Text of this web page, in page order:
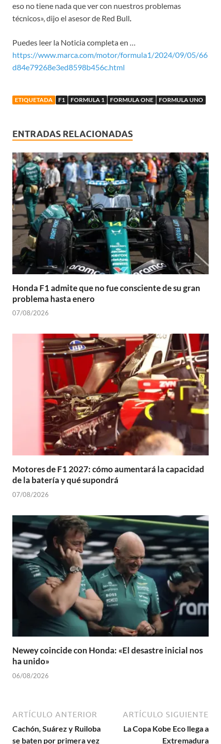
eso no tiene nada que ver con nuestros problemas
técnicos», dijo el asesor de Red Bull
Puedes leer la Noticia completa en …
https://www.marca.com/motor/formula1/2024/09/05/66
d84e79268e3ed8598b456c.html
ETIQUETADA F1 FORMULA 1 FORMULA ONE FORMULA UNO
ENTRADAS RELACIONADAS
Honda F1 admite que no fue consciente de su gran
problema hasta enero
07/08/2026
Motores de F1 2027: cómo aumentará la capacidad
de la batería y qué supondrá
07/08/2026
Newey coincide con Honda: «El desastre inicial nos
ha unido»
06/08/2026
ARTÍCULO ANTERIOR
Cachón, Suárez y Ruiloba
se baten por primera vez
ARTÍCULO SIGUIENTE
La Copa Kobe Eco llega a
Extremadura